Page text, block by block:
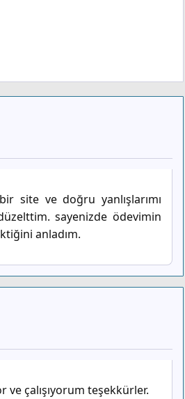
site ve doğru yanlışlarımı
sayenizde ödevimin
anladım.
ve çalışıyorum teşekkürler.